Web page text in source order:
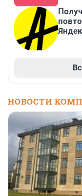
НОВОСТИ